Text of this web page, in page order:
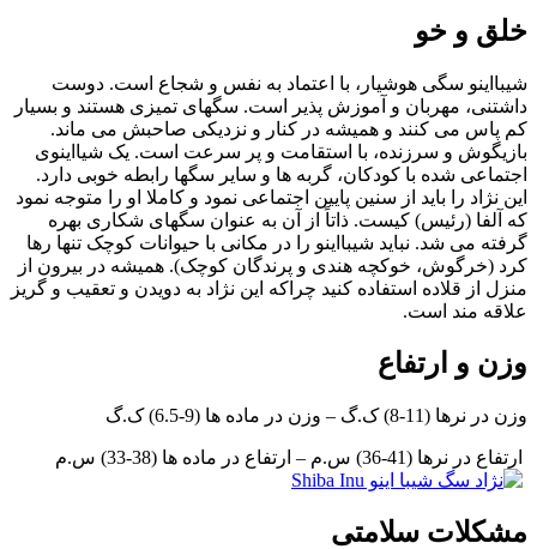
خلق و خو
شیبااینو سگی هوشیار، با اعتماد به نفس و شجاع است. دوست
داشتنی، مهربان و آموزش پذیر است. سگهای تمیزی هستند و بسیار
کم پاس می کنند و همیشه در کنار و نزدیکی صاحبش می ماند.
بازیگوش و سرزنده، با استقامت و پر سرعت است. یک شیااینوی
اجتماعی شده با کودکان، گربه ها و سایر سگها رابطه خوبی دارد.
این نژاد را باید از سنین پایین اجتماعی نمود و کاملا او را متوجه نمود
که آلفا (رئیس) کیست. ذاتاً از آن به عنوان سگهای شکاری بهره
گرفته می شد. نباید شیبااینو را در مکانی با حیوانات کوچک تنها رها
کرد (خرگوش، خوکچه هندی و پرندگان کوچک). همیشه در بیرون از
منزل از قلاده استفاده کنید چراکه این نژاد به دویدن و تعقیب و گریز
علاقه مند است.
وزن و ارتفاع
وزن در نرها (11-8) ک.گ – وزن در ماده ها (9-6.5) ک.گ
ارتفاع در نرها (41-36) س.م – ارتفاع در ماده ها (38-33) س.م
مشکلات سلامتی